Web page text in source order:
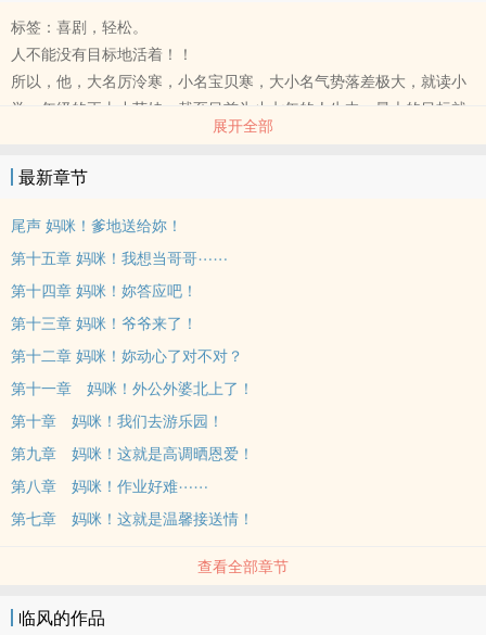
标签：喜剧，轻松。
人不能没有目标地活着！！
所以，他，大名厉泠寒，小名宝贝寒，大小名气势落差极大，就读小
学一年级的正太小萌娃，截至目前为止七年的人生中，最大的目标就
找・个・好・老・公！！！
「妈咪！妳看妳看！叶思齐，二十九岁，家世人品一流，是个老师，
「⋯⋯不怎么样。」
「妈咪妈咪！那他呢？洛凯烈，三十岁，是豪门之后，可是自己出来
打拼，目前是我们家巷口转角那间咖啡厅的老板。妈咪，有没有感
觉？」
「⋯⋯没感觉。」
更有传言是下一任总裁，最重要的是，他单身！妈咪！要把握啊！不
为妳自己也要为妳儿子想啊！有这种爹地，我这辈子就出人头地
了！」
「⋯⋯」
她何止脸色苍白，她绝对还印堂发黑了！
儿子，这个杜品墨，就是七年前因醉酒跟她一夜风流，清醒后还把她
展开全部
最新章节
尾声 妈咪！爹地送给妳！
第十五章 妈咪！我想当哥哥⋯⋯
第十四章 妈咪！妳答应吧！
第十三章 妈咪！爷爷来了！
第十二章 妈咪！妳动心了对不对？
第十一章 妈咪！外公外婆北上了！
第十章 妈咪！我们去游乐园！
第九章 妈咪！这就是高调晒恩爱！
第八章 妈咪！作业好难⋯⋯
第七章 妈咪！这就是温馨接送情！
查看全部章节
临风的作品